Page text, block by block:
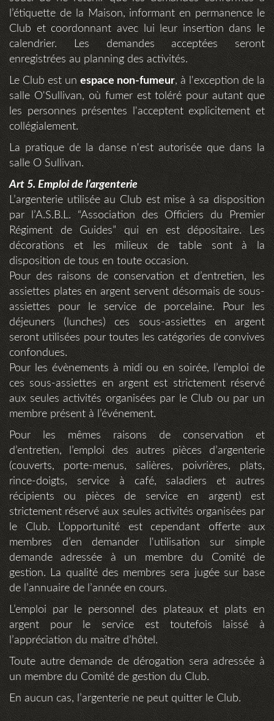
l’étiquette de la Maison, informant en permanence le
Club et coordonnant avec lui leur insertion dans le
calendrier. Les demandes acceptées seront
enregistrées au planning des activités.
Le Club est unespace non-fumeur, à l'exception de la
salle O'Sullivan, où fumer est toléré pour autant que
les personnes présentes l'acceptent explicitement et
collégialement.
La pratique de la danse n'est autorisée que dans la
salle O Sullivan.
Art 5. Emploi de l’argenterie
L’argenterie utilisée au Club est mise à sa disposition
par l’A.S.B.L. “Association des Officiers du Premier
Régiment de Guides” qui en est dépositaire. Les
décorations et les milieux de table sont à la
disposition de tous en toute occasion.
Pour des raisons de conservation et d’entretien, les
assiettes plates en argent servent désormais de sous-
assiettes pour le service de porcelaine. Pour les
déjeuners (lunches) ces sous-assiettes en argent
seront utilisées pour toutes les catégories de convives
confondues.
Pour les évènements à midi ou en soirée, l’emploi de
ces sous-assiettes en argent est strictement réservé
aux seules activités organisées par le Club ou par un
membre présent à l’événement.
Pour les mêmes raisons de conservation et
d’entretien, l’emploi des autres pièces d’argenterie
(couverts, porte-menus, salières, poivrières, plats,
rince-doigts, service à café, saladiers et autres
récipients ou pièces de service en argent) est
strictement réservé aux seules activités organisées par
le Club. L’opportunité est cependant offerte aux
membres d’en demander l'utilisation sur simple
demande adressée à un membre du Comité de
gestion. La qualité des membres sera jugée sur base
de l’annuaire de l’année en cours.
L’emploi par le personnel des plateaux et plats en
argent pour le service est toutefois laissé à
l’appréciation du maître d’hôtel.
Toute autre demande de dérogation sera adressée à
un membre du Comité de gestion du Club.
En aucun cas, l’argenterie ne peut quitter le Club.